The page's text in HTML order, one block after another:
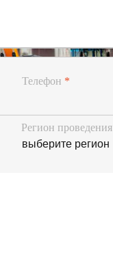
Телефон *
Регион